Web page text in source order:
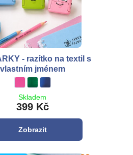
- razítko na textil s
vlastním jménem
Skladem
399 Kč
Zobrazit